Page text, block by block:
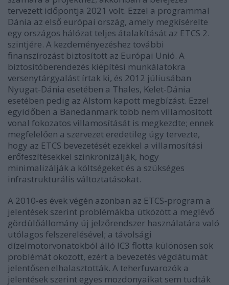
tervezett időpontja 2021 volt. Ezzel a programmal
Dánia az első európai ország, amely megkísérelte
egy országos hálózat teljes átalakítását az ETCS 2.
szintjére. A kezdeményezéshez további
finanszírozást biztosított az Európai Unió. A
biztosítóberendezés kiépítési munkálatokra
versenytárgyalást írtak ki, és 2012 júliusában
Nyugat-Dánia esetében a Thales, Kelet-Dánia
esetében pedig az Alstom kapott megbízást. Ezzel
egyidőben a Banedanmark több nem villamosított
vonal fokozatos villamosítását is megkezdte; ennek
megfelelően a szervezet eredetileg úgy tervezte,
hogy az ETCS bevezetését ezekkel a villamosítási
erőfeszítésekkel szinkronizálják, hogy
minimalizálják a költségeket és a szükséges
infrastrukturális változtatásokat.
A 2010-es évek végén azonban az ETCS-program a
jelentések szerint problémákba ütközött a meglévő
gördülőállomány új jelzőrendszer használatára való
utólagos felszerelésével; a távolsági
dízelmotorvonatokból álló IC3 flotta különösen sok
problémát okozott, ezért a bevezetés végdátumát
jelentősen elhalasztották. A teherfuvarozók a
jelentések szerint egyes mozdonyaikat sem tudták